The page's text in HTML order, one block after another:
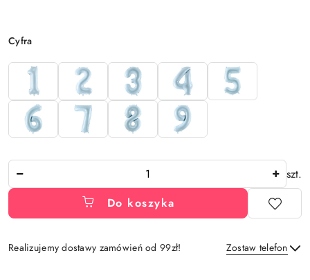
Wariant
Cyfra
szt.
Do koszyka
Realizujemy dostawy zamówień od 99zł! Zostaw telefon